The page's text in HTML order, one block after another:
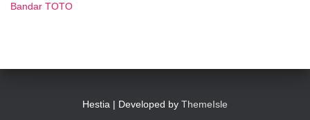
Bandar TOTO
Hestia | Developed by ThemeIsle